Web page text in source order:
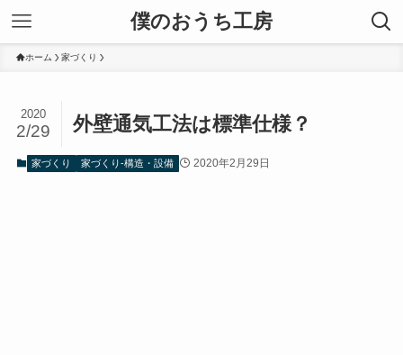
僕のおうち工房
ホーム 家づくり
外壁通気工法は標準仕様？
2020
2/29
家づくり 家づくり-構造・設備 2020年2月29日